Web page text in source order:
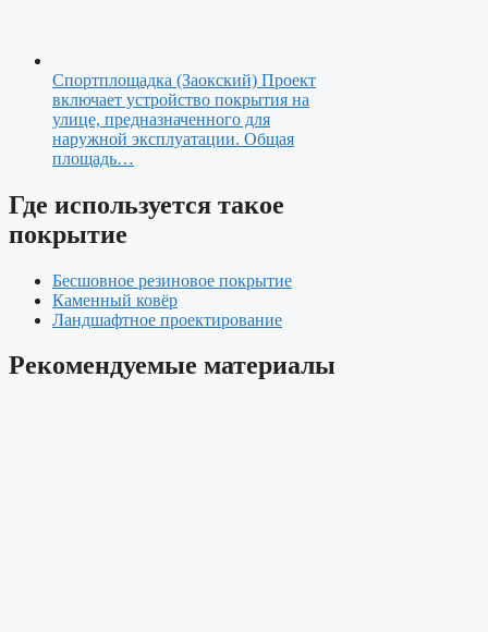
Спортплощадка (Заокский) Проект
включает устройство покрытия на
улице, предназначенного для
наружной эксплуатации. Общая
площадь…
Где используется такое
покрытие
Бесшовное резиновое покрытие
Каменный ковёр
Ландшафтное проектирование
Рекомендуемые материалы